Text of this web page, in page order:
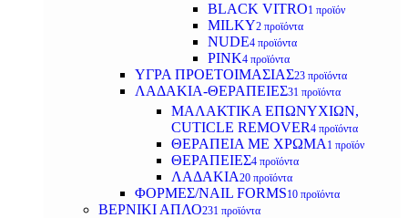
BLACK VITRO1 προϊόν
MILKY2 προϊόντα
NUDE4 προϊόντα
PINK4 προϊόντα
ΥΓΡΑ ΠΡΟΕΤΟΙΜΑΣΙΑΣ23 προϊόντα
ΛΑΔΑΚΙΑ-ΘΕΡΑΠΕΙΕΣ31 προϊόντα
ΜΑΛΑΚΤΙΚΑ ΕΠΩΝΥΧΙΩΝ,
CUTICLE REMOVER4 προϊόντα
ΘΕΡΑΠΕΙΑ ΜΕ ΧΡΩΜΑ 1 προϊόν
ΘΕΡΑΠΕΙΕΣ4 προϊόντα
ΛΑΔΑΚΙΑ20 προϊόντα
ΦΟΡΜΕΣ/NAIL FORMS10 προϊόντα
ΒΕΡΝΙΚΙ ΑΠΛΟ231 προϊόντα